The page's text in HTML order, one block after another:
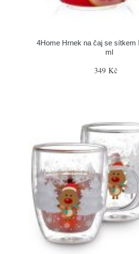
4Home Hrnek na čaj se sítkem
ml
349 Kč